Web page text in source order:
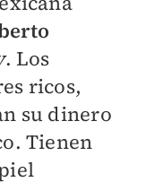
. Los
ricos,
su dinero
Tienen